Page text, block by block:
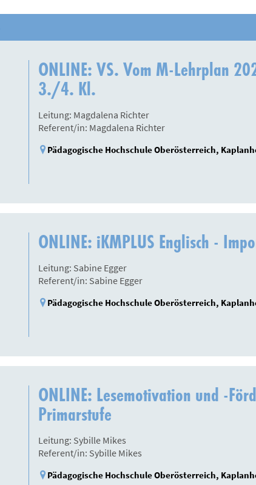
ONLINE: VS. Vom M-Lehrplan
3./4. Kl.
Leitung: Magdalena Richter
Referent/in: Magdalena Richter
Pädagogische Hochschule Oberösterreich,
ONLINE: iKMPLUS Englisch -
Leitung: Sabine Egger
Referent/in: Sabine Egger
Pädagogische Hochschule Oberösterreich,
ONLINE: Lesemotivation und -
Primarstufe
Leitung: Sybille Mikes
Referent/in: Sybille Mikes
Pädagogische Hochschule Oberösterreich,